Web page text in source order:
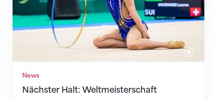
News
Nächster Halt: Weltmeisterschaft